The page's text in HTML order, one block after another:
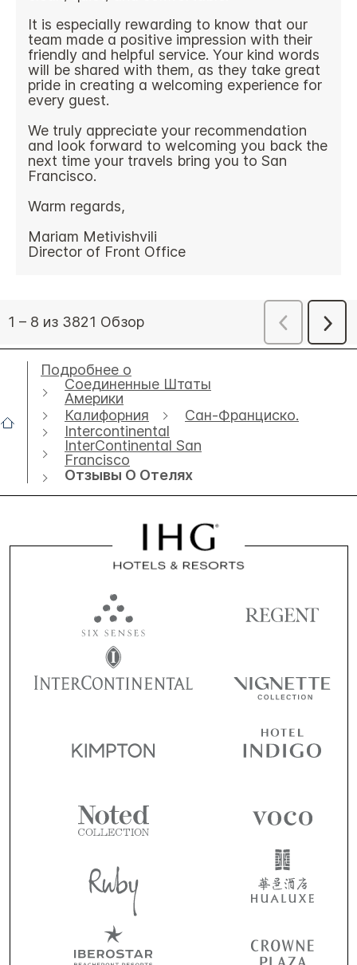
Подробнее о
Соединенные Штаты
Америки
Калифорния
Сан-Франциско.
Intercontinental
InterContinental San
Francisco
Отзывы О Отелях